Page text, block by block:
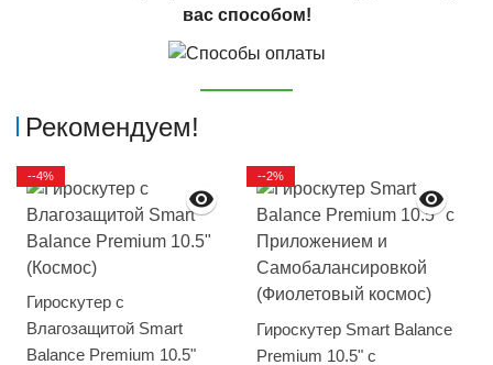
вас способом!
Рекомендуем!
Гироскутер с
Влагозащитой Smart
Balance Premium 10.5"
--4%
Гироскутер Smart Balance
Premium 10.5" с
--2%